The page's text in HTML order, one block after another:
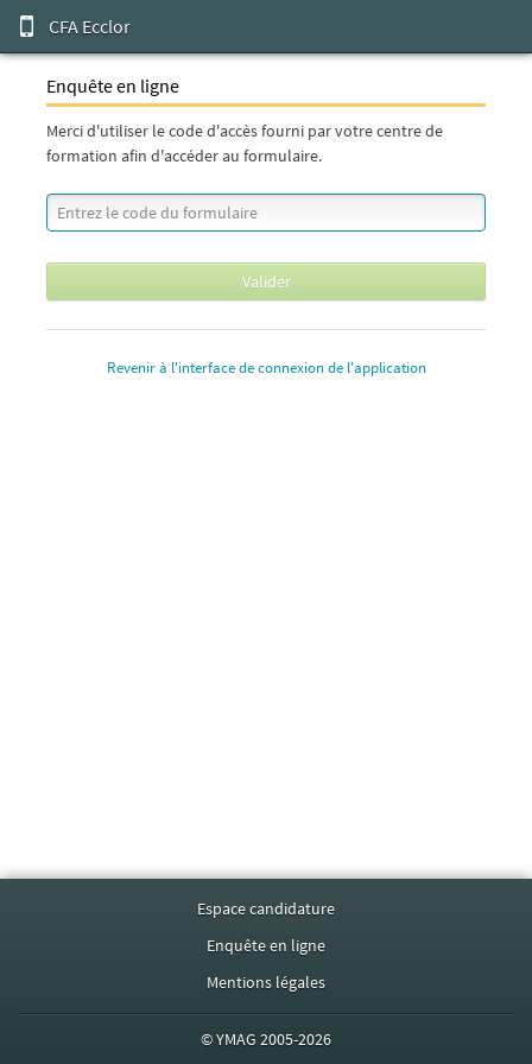
CFA Ecclor
Enquête en ligne
Merci d'utiliser le code d'accès fourni par votre centre de
formation afin d'accéder au formulaire.
Valider
Revenir à l'interface de connexion de l'application
Espace candidature
Enquête en ligne
Mentions légales
©YMAG 2005-2026